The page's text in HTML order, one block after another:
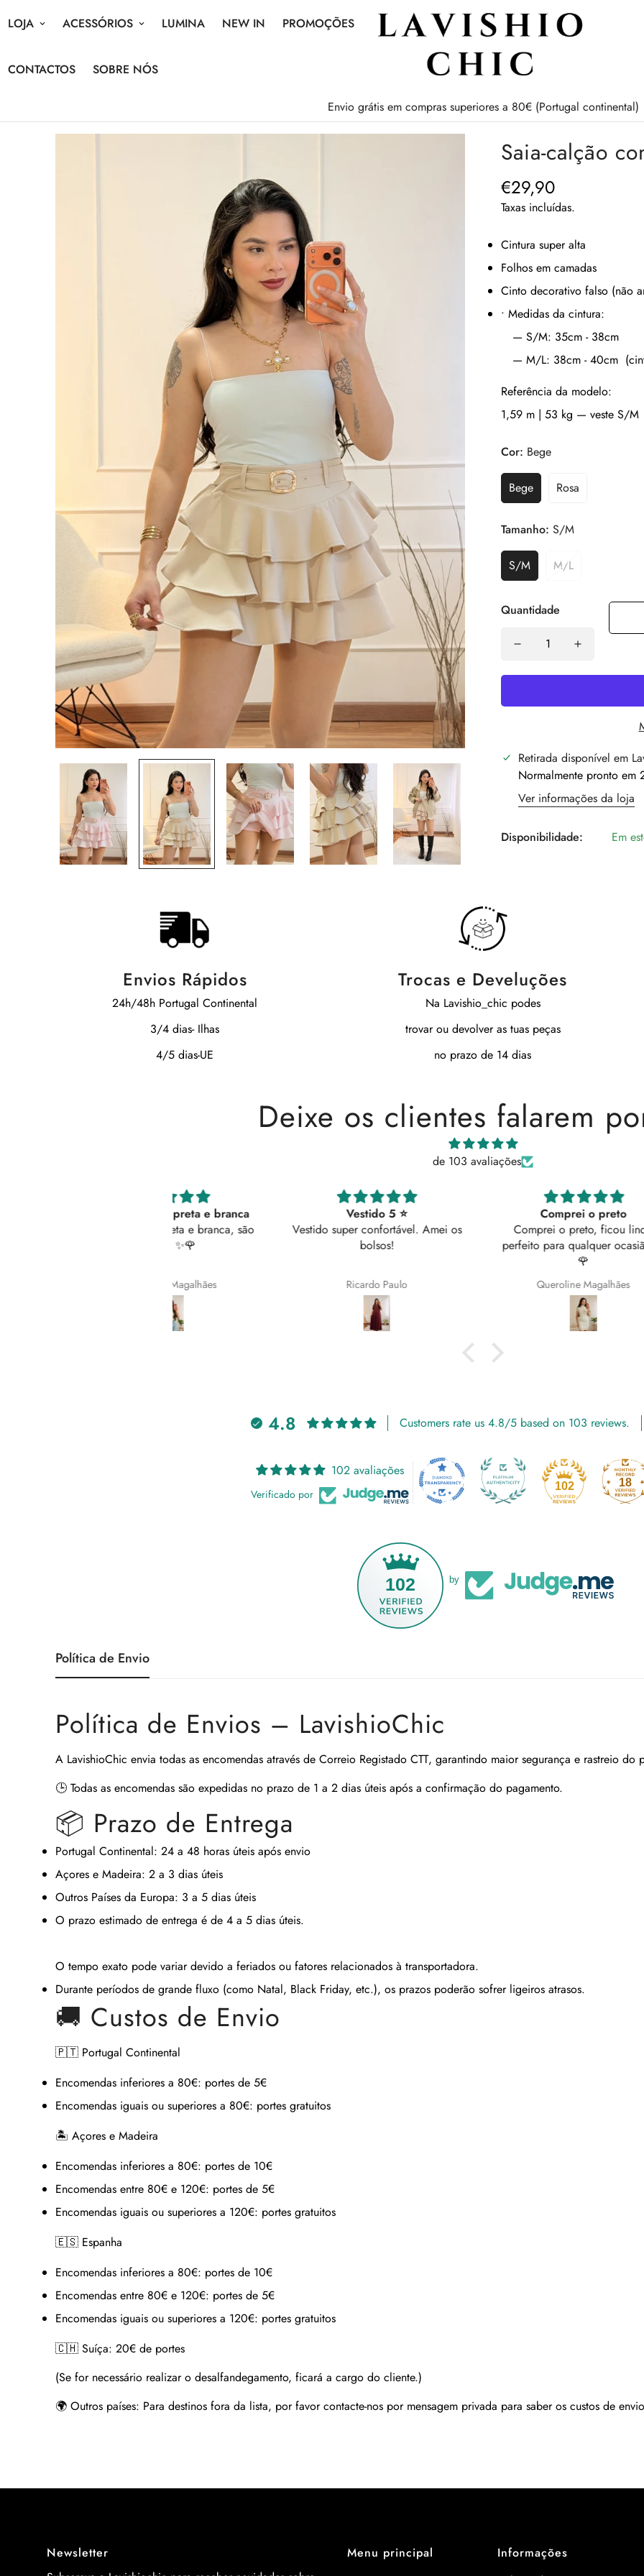
LOJA ACESSÓRIOS LUMINA NEW IN PROMOÇÕES
CONTACTOS SOBRE NÓS
Envio grátis em compras superiores a 80€ (Portugal continental)
Saia-calção
Preço
regular
€29,90
Taxas incluídas.
Cintura super alta
Folhos em camadas
Cinto decorativo falso (não
• Medidas da cintura:
— S/M: 35cm - 38cm
— M/L: 38cm - 40cm
Referência da modelo:
1,59 m | 53 kg — veste S/M
Cor: Bege
Bege Rosa
Tamanho: S/M
S/M M/L
Quantidade
Retirada disponível em
Normalmente pronto em
Ver informações da loja
Disponibilidade: Em
Envios Rápidos
24h/48h Portugal Continental
3/4 dias- Ilhas
4/5 dias-UE
Trocas e Develuções
Na Lavishio_chic podes
trovar ou devolver as tuas peças
no prazo de 14 dias
Deixe os clientes falarem
de 103 avaliações
Vestido 5 ⭐
Vestido super confortável. Amei os
Comprei o preto, ficou lindo
perfeito para qualquer ocasião ✨️
4.8 Customers rate us 4.8/5 based on 103 reviews.
102 avaliações
Verificado por
102 18
102 by
Política de Envio
Política de Envios – LavishioChic
A LavishioChic envia todas as encomendas através de Correio Registado CTT, garantindo maior segurança e rastreio do
🕒 Todas as encomendas são expedidas no prazo de 1 a 2 dias úteis após a confirmação do pagamento.
📦 Prazo de Entrega
Portugal Continental: 24 a 48 horas úteis após envio
Açores e Madeira: 2 a 3 dias úteis
Outros Países da Europa: 3 a 5 dias úteis
O prazo estimado de entrega é de 4 a 5 dias úteis.
O tempo exato pode variar devido a feriados ou fatores relacionados à transportadora.
Durante períodos de grande fluxo (como Natal, Black Friday, etc.), os prazos poderão sofrer ligeiros atrasos.
🚚 Custos de Envio
🇵🇹 Portugal Continental
Encomendas inferiores a 80€: portes de 5€
Encomendas iguais ou superiores a 80€: portes gratuitos
🏝 Açores e Madeira
Encomendas inferiores a 80€: portes de 10€
Encomendas entre 80€ e 120€: portes de 5€
Encomendas iguais ou superiores a 120€: portes gratuitos
🇪🇸 Espanha
Encomendas inferiores a 80€: portes de 10€
Encomendas entre 80€ e 120€: portes de 5€
Encomendas iguais ou superiores a 120€: portes gratuitos
🇨🇭 Suíça: 20€ de portes
(Se for necessário realizar o desalfandegamento, ficará a cargo do cliente.)
🌍 Outros países: Para destinos fora da lista, por favor contacte-nos por mensagem privada para saber os custos de
Newsletter
Menu principal
Informações